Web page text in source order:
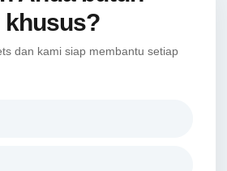
khusus?
dan kami siap membantu setiap